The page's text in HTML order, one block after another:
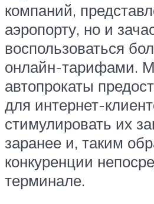
компаний,
аэропорту, но и
воспользоваться
онлайн-тарифами.
автопрокаты
для интернет-
стимулировать их
заранее и, таким
конкуренции
терминале.